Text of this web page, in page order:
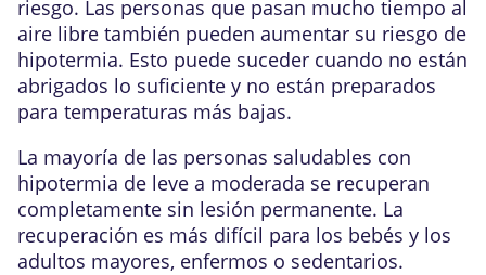
riesgo. Las personas que pasan mucho tiempo al
aire libre también pueden aumentar su riesgo de
hipotermia. Esto puede suceder cuando no están
abrigados lo suficiente y no están preparados
para temperaturas más bajas.
La mayoría de las personas saludables con
hipotermia de leve a moderada se recuperan
completamente sin lesión permanente. La
recuperación es más difícil para los bebés y los
adultos mayores, enfermos o sedentarios.